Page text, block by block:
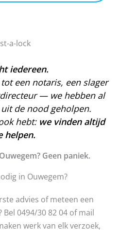
iedereen.
een notaris, een slager
— we hebben al
de nood geholpen.
hebt: we vinden altijd
helpen.
Geen paniek.
in Ouwegem?
advies of meteen een
0494/30 82 04 of mail
werk van elk verzoek,